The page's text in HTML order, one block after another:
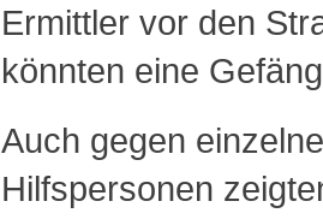
Ermittler vor den
könnten eine
Auch gegen
Hilfspersonen